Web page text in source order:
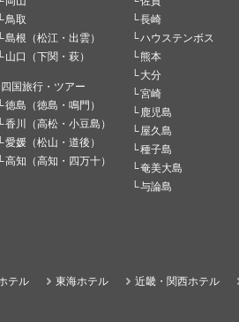
鳥取
島根（松江・出雲）
山口（下関・萩）
四国旅行・ツアー
徳島（徳島・鳴門）
香川（高松・小豆島）
愛媛（松山・道後）
高知（高知・四万十）
長崎
ハウステンボス
熊本
大分
宮崎
鹿児島
屋久島
種子島
奄美大島
与論島
テル 東海ホテル 近畿・関西ホテル